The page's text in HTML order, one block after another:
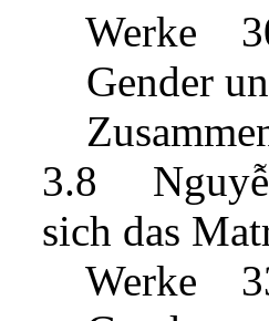
Werke
Gender
3.8
sich das
Werke